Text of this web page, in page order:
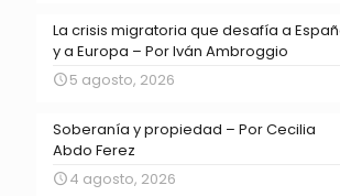
La crisis migratoria que desafía a
y a Europa – Por Iván Ambroggio
5 agosto, 2026
Soberanía y propiedad – Por Cecilia
Abdo Ferez
4 agosto, 2026